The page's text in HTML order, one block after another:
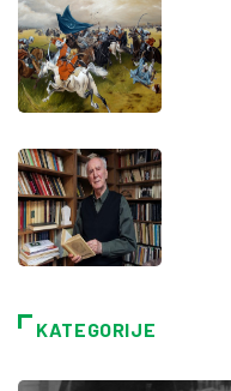
KATEGORIJE